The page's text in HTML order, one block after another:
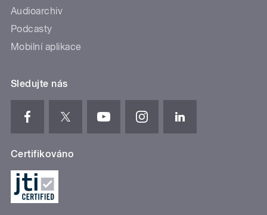
Audioarchiv
Podcasty
Mobilní aplikace
Sledujte nás
Certifikováno